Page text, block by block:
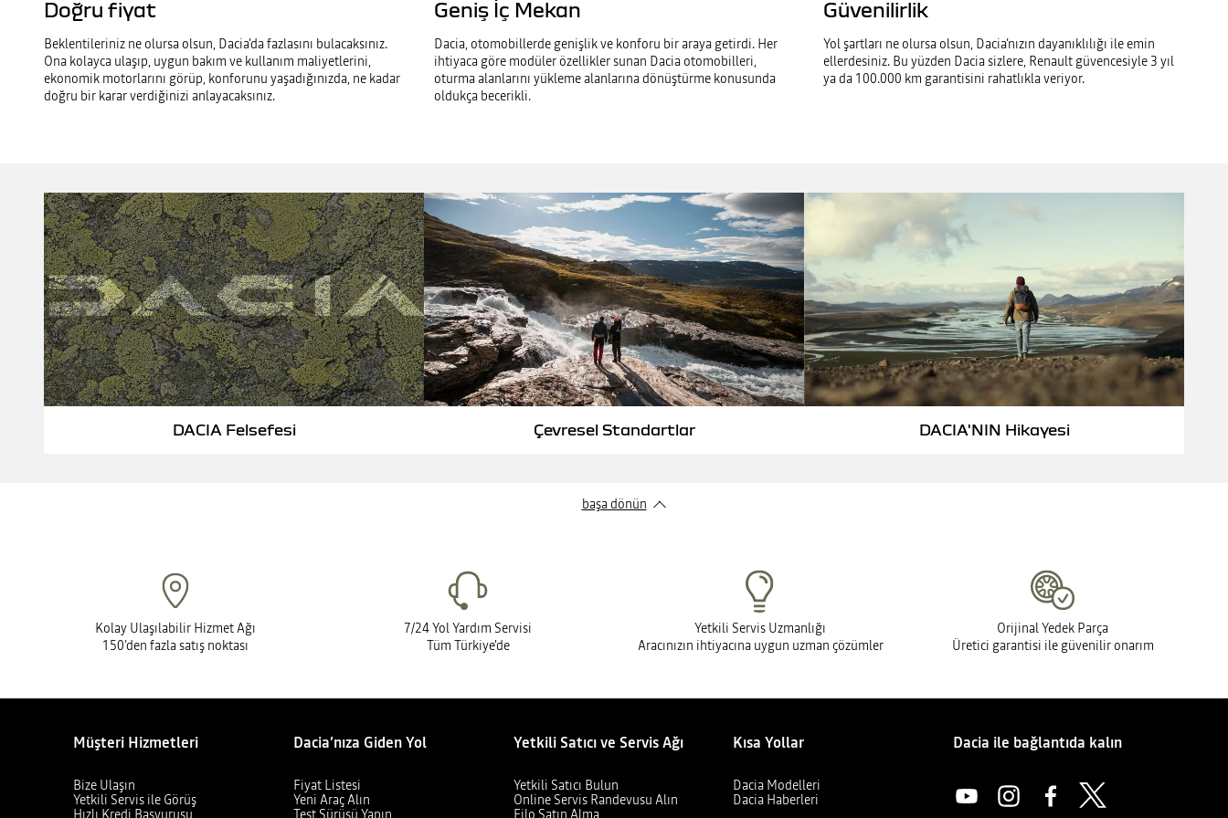
Doğru fiyat
Beklentileriniz ne olursa olsun, Dacia’da fazlasını bulacaksınız.
Ona kolayca ulaşıp, uygun bakım ve kullanım maliyetlerini,
ekonomik motorlarını görüp, konforunu yaşadığınızda, ne kadar
doğru bir karar verdiğinizi anlayacaksınız.
Geniş İç Mekan
Dacia, otomobillerde genişlik ve konforu bir araya getirdi. Her
ihtiyaca göre modüler özellikler sunan Dacia otomobilleri,
oturma alanlarını yükleme alanlarına dönüştürme konusunda
oldukça becerikli.
Güvenilirlik
Yol şartları ne olursa olsun, Dacia’nızın dayanıklılığı ile emin
ellerdesiniz. Bu yüzden Dacia sizlere, Renault güvencesiyle 3 yıl
ya da 100.000 km garantisini rahatlıkla veriyor.
DACIA Felsefesi Çevresel Standartlar DACIA'NIN Hikayesi
başa dönün
Kolay Ulaşılabilir Hizmet Ağı
150’den fazla satış noktası
7/24 Yol Yardım Servisi
Tüm Türkiye'de
Yetkili Servis Uzmanlığı
Aracınızın ihtiyacına uygun uzman çözümler
Orijinal Yedek Parça
Üretici garantisi ile güvenilir onarım
Müşteri Hizmetleri
Bize Ulaşın
Yetkili Servis ile Görüş
Dacia’nıza Giden Yol
Fiyat Listesi
Yeni Araç Alın
Yetkili Satıcı ve Servis Ağı
Yetkili Satıcı Bulun
Online Servis Randevusu Alın
Kısa Yollar
Dacia Modelleri
Dacia Haberleri
Dacia ile bağlantıda kalın